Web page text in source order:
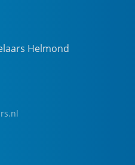
Helmond